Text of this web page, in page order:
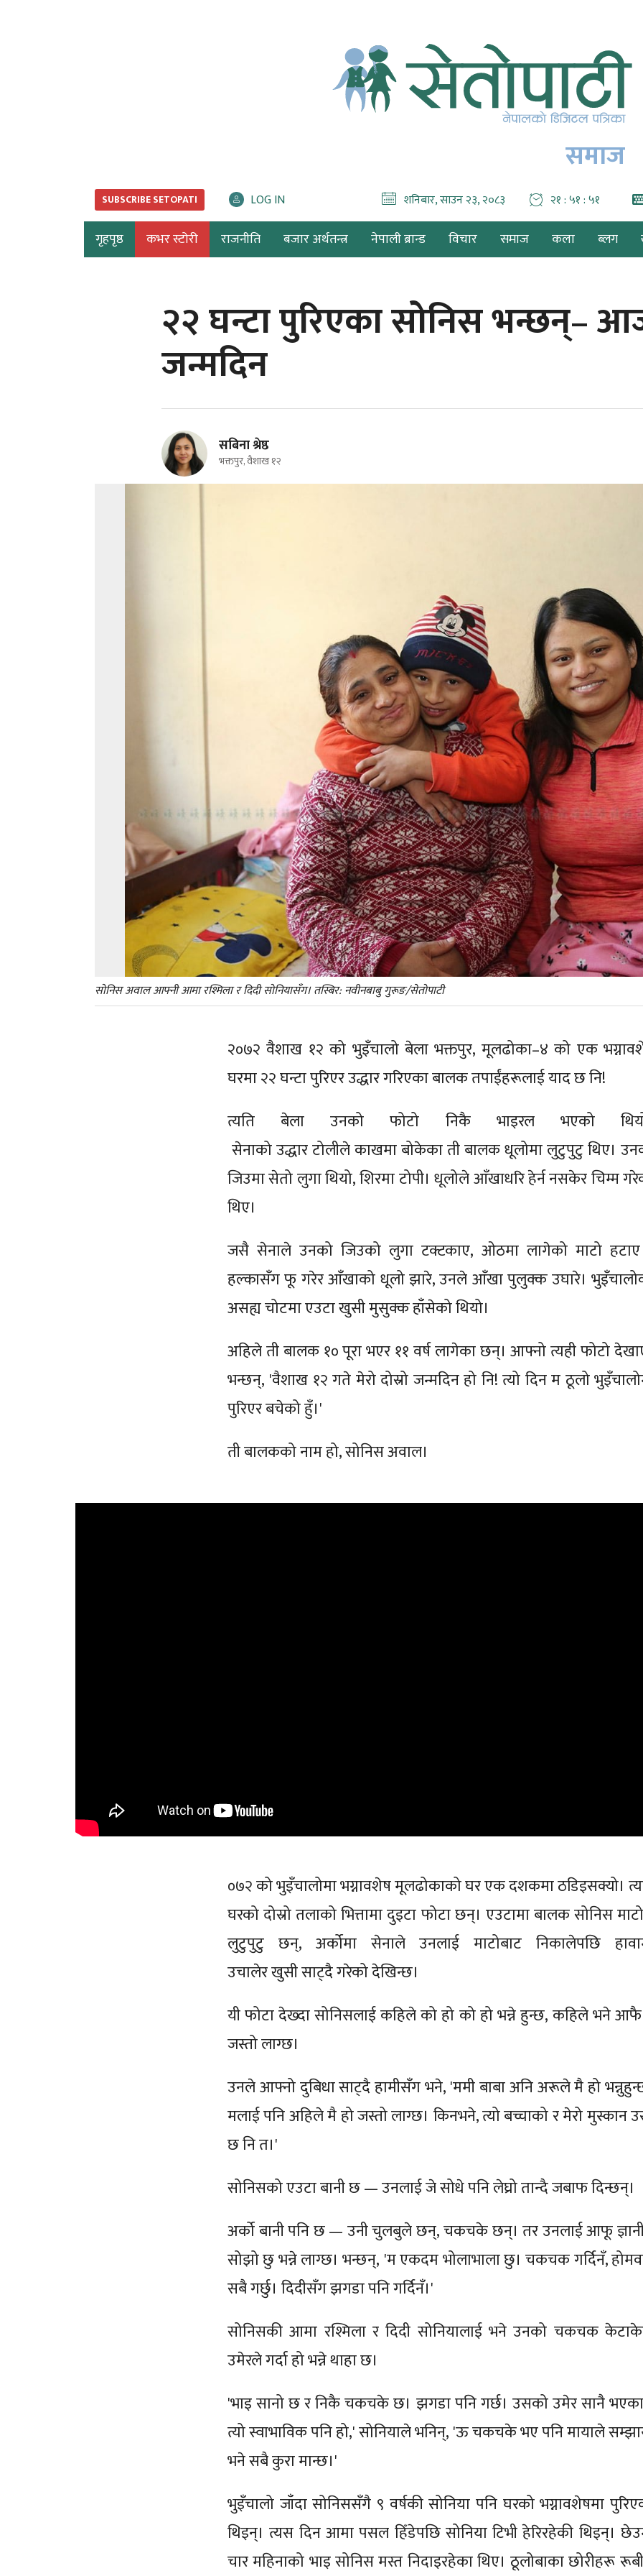
समाज
SUBSCRIBE SETOPATI LOG IN शनिबार, साउन २३, २०८३ २१ : ५१ : ५३
गृहपृष्ठ कभर स्टोरी राजनीति बजार अर्थतन्त्र नेपाली ब्रान्ड विचार समाज कला ब्लग
२२ घन्टा पुरिएका सोनिस भन्छन्–
जन्मदिन
सबिना श्रेष्ठ
भक्तपुर, वैशाख १२
सोनिस अवाल आफ्नी आमा रश्मिला र दिदी सोनियासँग। तस्बिर: नवीनबाबु गुरूङ/सेतोपाटी
२०७२ वैशाख १२ को भुइँचालो बेला भक्तपुर, मूलढोका–४ को एक
घरमा २२ घन्टा पुरिएर उद्धार गरिएका बालक तपाईंहरूलाई याद छ नि!
त्यति बेला उनको फोटो निकै भाइरल भएको
सेनाको उद्धार टोलीले काखमा बोकेका ती बालक धूलोमा लुटुपुटु थिए।
जिउमा सेतो लुगा थियो, शिरमा टोपी। धूलोले आँखाधरि हेर्न नसकेर चिम्म
थिए।
जसै सेनाले उनको जिउको लुगा टक्टकाए, ओठमा लागेको माटो
हल्कासँग फू गरेर आँखाको धूलो झारे, उनले आँखा पुलुक्क उघारे।
असह्य चोटमा एउटा खुसी मुसुक्क हाँसेको थियो।
अहिले ती बालक १० पूरा भएर ११ वर्ष लागेका छन्। आफ्नो त्यही फोटो
भन्छन्, 'वैशाख १२ गते मेरो दोस्रो जन्मदिन हो नि! त्यो दिन म ठूलो
पुरिएर बचेको हुँ।'
ती बालकको नाम हो, सोनिस अवाल।
०७२ को भुइँचालोमा भग्नावशेष मूलढोकाको घर एक दशकमा ठडिइसक्यो।
घरको दोस्रो तलाको भित्तामा दुइटा फोटा छन्। एउटामा बालक सोनिस
लुटुपुटु छन्, अर्कोमा सेनाले उनलाई माटोबाट निकालेपछि
उचालेर खुसी साट्दै गरेको देखिन्छ।
यी फोटा देख्दा सोनिसलाई कहिले को हो को हो भन्ने हुन्छ, कहिले भने
जस्तो लाग्छ।
उनले आफ्नो दुबिधा साट्दै हामीसँग भने, 'ममी बाबा अनि अरूले मै हो
मलाई पनि अहिले मै हो जस्तो लाग्छ। किनभने, त्यो बच्चाको र मेरो मुस्कान
छ नि त।'
सोनिसको एउटा बानी छ — उनलाई जे सोधे पनि लेघ्रो तान्दै जबाफ दिन्छन्।
अर्को बानी पनि छ — उनी चुलबुले छन्, चकचके छन्। तर उनलाई आफू
सोझो छु भन्ने लाग्छ। भन्छन्, 'म एकदम भोलाभाला छु। चकचक गर्दिनँ,
सबै गर्छु। दिदीसँग झगडा पनि गर्दिनँ।'
सोनिसकी आमा रश्मिला र दिदी सोनियालाई भने उनको चकचक
उमेरले गर्दा हो भन्ने थाहा छ।
'भाइ सानो छ र निकै चकचके छ। झगडा पनि गर्छ। उसको उमेर सानै
त्यो स्वाभाविक पनि हो,' सोनियाले भनिन्, 'ऊ चकचके भए पनि मायाले
भने सबै कुरा मान्छ।'
भुइँचालो जाँदा सोनिससँगै ९ वर्षकी सोनिया पनि घरको भग्नावशेषमा
थिइन्। त्यस दिन आमा पसल हिँडेपछि सोनिया टिभी हेरिरहेकी थिइन्।
चार महिनाको भाइ सोनिस मस्त निदाइरहेका थिए। ठूलोबाका छोरीहरू